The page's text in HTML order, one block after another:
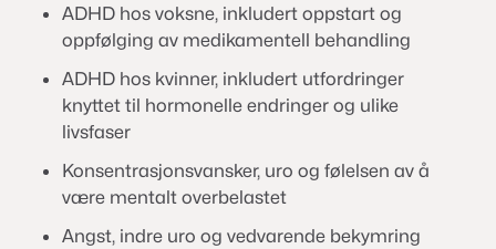
ADHD hos voksne, inkludert oppstart og
oppfølging av medikamentell behandling
ADHD hos kvinner, inkludert utfordringer
knyttet til hormonelle endringer og ulike
livsfaser
Konsentrasjonsvansker, uro og følelsen av å
være mentalt overbelastet
Angst, indre uro og vedvarende bekymring